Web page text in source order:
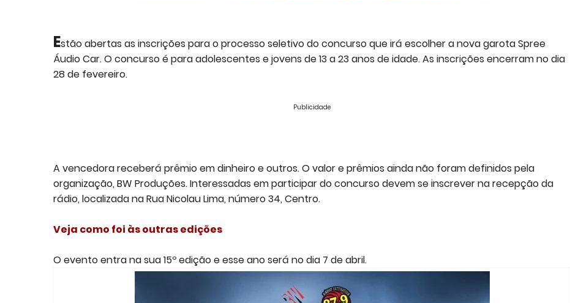
Estão abertas as inscrições para o processo seletivo do concurso que irá escolher a nova garota Spree
Áudio Car. O concurso é para adolescentes e jovens de 13 a 23 anos de idade. As inscrições encerram no dia
28 de fevereiro.
Publicidade
A vencedora receberá prêmio em dinheiro e outros. O valor e prêmios ainda não foram definidos pela
organização, BW Produções. Interessadas em participar do concurso devem se inscrever na recepção da
rádio, localizada na Rua Nicolau Lima, número 34, Centro.
Veja como foi às outras edições
O evento entra na sua 15º edição e esse ano será no dia 7 de abril.